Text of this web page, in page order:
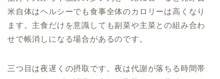
米自体はヘルシーでも食事全体のカロリーは高くなり
ます。主食だけを意識しても副菜や主菜との組み合わ
せで帳消しになる場合があるのです。
三つ目は夜遅くの摂取です。夜は代謝が落ちる時間帯